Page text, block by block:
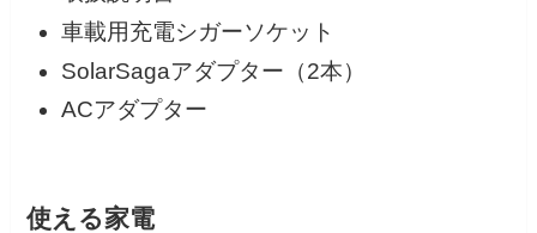
車載用充電シガーソケット
SolarSagaアダプター（2本）
ACアダプター
使える家電